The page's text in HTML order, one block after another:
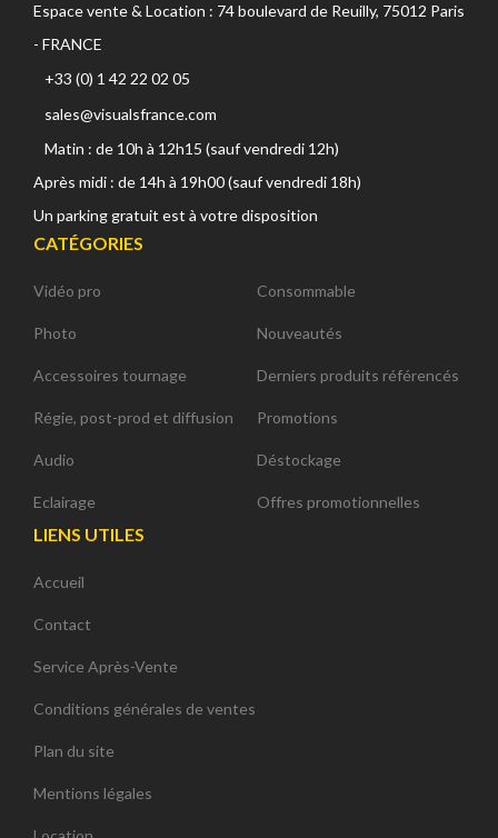
Espace vente & Location : 74 boulevard de Reuilly, 75012 Paris
- FRANCE
+33 (0) 1 42 22 02 05
sales@visualsfrance.com
Matin : de 10h à 12h15 (sauf vendredi 12h)
Après midi : de 14h à 19h00 (sauf vendredi 18h)
Un parking gratuit est à votre disposition
CATÉGORIES
Vidéo pro
Photo
Accessoires tournage
Régie, post-prod et diffusion
Audio
Eclairage
Consommable
Nouveautés
Derniers produits référencés
Promotions
Déstockage
Offres promotionnelles
LIENS UTILES
Accueil
Contact
Service Après-Vente
Conditions générales de ventes
Plan du site
Mentions légales